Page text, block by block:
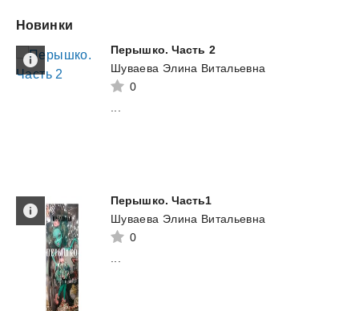
Новинки
Перышко. Часть 2
Шуваева Элина Витальевна
0
Перышко. Часть1
Шуваева Элина Витальевна
0